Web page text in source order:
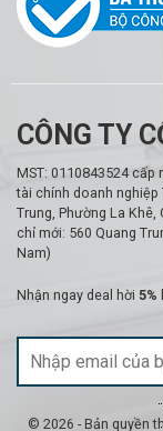
CÔNG TY
MST: 0110843524 cấp
tài chính doanh nghiệp
Trung, Phường La
chỉ mới: 560 Quang
Nam)
Nhận ngay deal hời 5%
© 2026 - Bản quyền